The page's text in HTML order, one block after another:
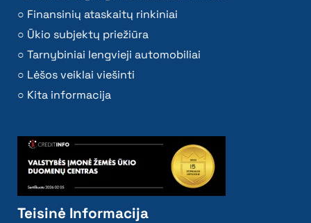
Finansinių ataskaitų rinkiniai
Ūkio subjektų priežiūra
Tarnybiniai lengvieji automobiliai
Lėšos veiklai viešinti
Kita informacija
Teisinė Informacija